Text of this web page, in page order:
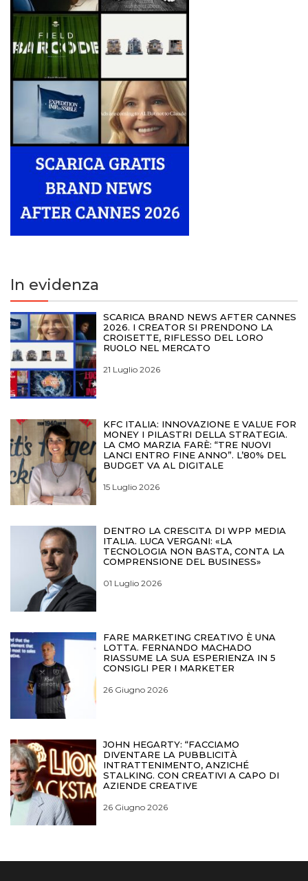
In evidenza
SCARICA BRAND NEWS AFTER CANNES
2026. I CREATOR SI PRENDONO LA
CROISETTE, RIFLESSO DEL LORO
RUOLO NEL MERCATO
21 Luglio 2026
KFC ITALIA: INNOVAZIONE E VALUE FOR
MONEY I PILASTRI DELLA STRATEGIA.
LA CMO MARZIA FARÈ: “TRE NUOVI
LANCI ENTRO FINE ANNO”. L’80% DEL
BUDGET VA AL DIGITALE
15 Luglio 2026
DENTRO LA CRESCITA DI WPP MEDIA
ITALIA. LUCA VERGANI: «LA
TECNOLOGIA NON BASTA, CONTA LA
COMPRENSIONE DEL BUSINESS»
01 Luglio 2026
FARE MARKETING CREATIVO È UNA
LOTTA. FERNANDO MACHADO
RIASSUME LA SUA ESPERIENZA IN 5
CONSIGLI PER I MARKETER
26 Giugno 2026
JOHN HEGARTY: “FACCIAMO
DIVENTARE LA PUBBLICITÀ
INTRATTENIMENTO, ANZICHÉ
STALKING. CON CREATIVI A CAPO DI
AZIENDE CREATIVE
26 Giugno 2026